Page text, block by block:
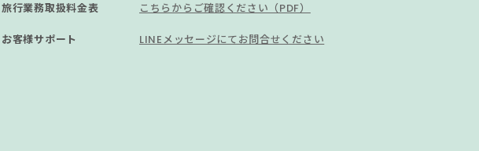
旅行業務取扱料金表 こちらからご確認ください（PDF）
お客様サポート LINEメッセージにてお問合せください